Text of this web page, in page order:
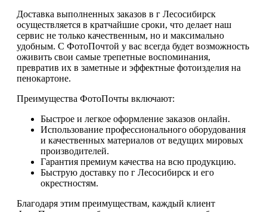
Доставка выполненных заказов в г Лесосибирск
осуществляется в кратчайшие сроки, что делает наш
сервис не только качественным, но и максимально
удобным. С ФотоПочтой у вас всегда будет возможность
оживить свои самые трепетные воспоминания,
превратив их в заметные и эффектные фотоизделия на
пенокартоне.
Преимущества ФотоПочты включают:
Быстрое и легкое оформление заказов онлайн.
Использование профессионального оборудования
и качественных материалов от ведущих мировых
производителей.
Гарантия премиум качества на всю продукцию.
Быструю доставку по г Лесосибирск и его
окрестностям.
Благодаря этим преимуществам, каждый клиент